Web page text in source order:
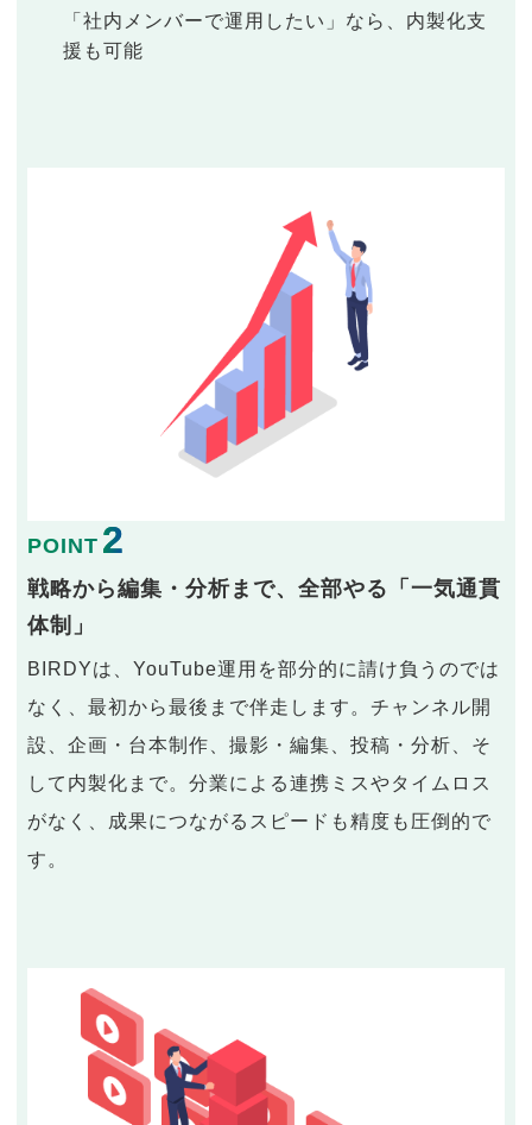
「社内メンバーで運用したい」なら、内製化支
援も可能
POINT 2
戦略から編集・分析まで、全部やる「一気通貫
体制」
BIRDYは、YouTube運用を部分的に請け負うのでは
なく、最初から最後まで伴走します。チャンネル開
設、企画・台本制作、撮影・編集、投稿・分析、そ
して内製化まで。分業による連携ミスやタイムロス
がなく、成果につながるスピードも精度も圧倒的で
す。